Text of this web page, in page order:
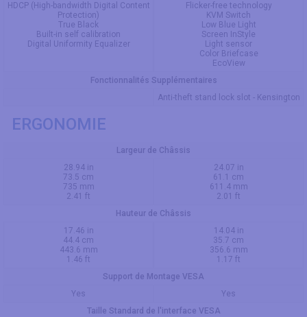
HDCP (High-bandwidth Digital Content
Protection)
True Black
Built-in self calibration
Digital Uniformity Equalizer
Flicker-free technology
KVM Switch
Low Blue Light
Screen InStyle
Light sensor
Color Briefcase
EcoView
Fonctionnalités Supplémentaires
Anti-theft stand lock slot - Kensington
ERGONOMIE
Largeur de Châssis
28.94 in
73.5 cm
735 mm
2.41 ft
24.07 in
61.1 cm
611.4 mm
2.01 ft
Hauteur de Châssis
17.46 in
44.4 cm
443.6 mm
1.46 ft
14.04 in
35.7 cm
356.6 mm
1.17 ft
Support de Montage VESA
Yes
Yes
Taille Standard de l'interface VESA